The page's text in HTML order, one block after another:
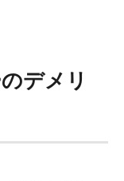
デメリ